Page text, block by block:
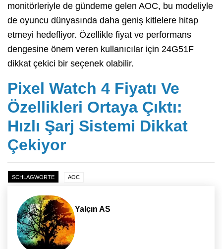
monitörleriyle de gündeme gelen AOC, bu modeliyle
de oyuncu dünyasında daha geniş kitlelere hitap
etmeyi hedefliyor. Özellikle fiyat ve performans
dengesine önem veren kullanıcılar için 24G51F
dikkat çekici bir seçenek olabilir.
Pixel Watch 4 Fiyatı Ve
Özellikleri Ortaya Çıktı:
Hızlı Şarj Sistemi Dikkat
Çekiyor
SCHLAGWORTE AOC
Yalçın AS